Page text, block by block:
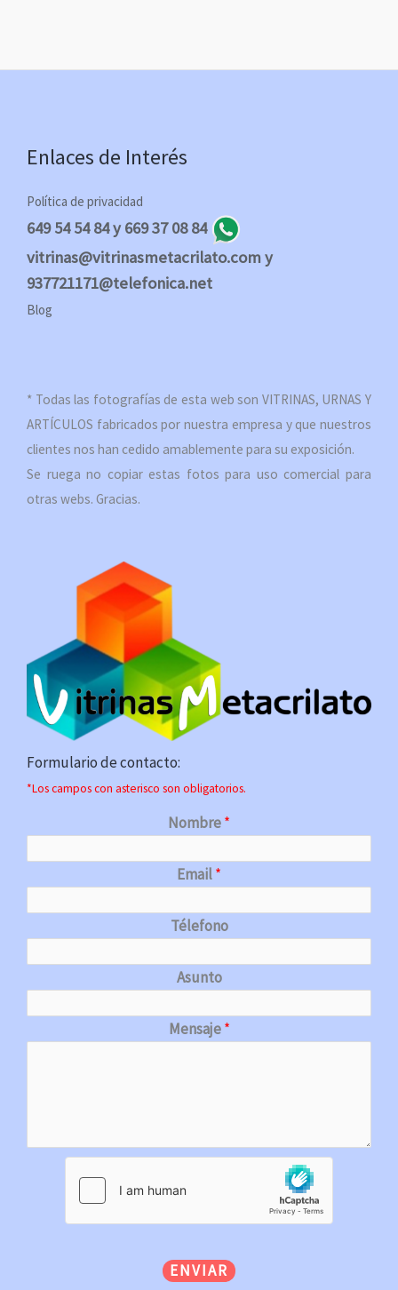
Enlaces de Interés
Política de privacidad
649 54 54 84 y 669 37 08 84
vitrinas@vitrinasmetacrilato.com y
937721171@telefonica.net
Blog
* Todas las fotografías de esta web son VITRINAS, URNAS Y
ARTÍCULOS fabricados por nuestra empresa y que nuestros
clientes nos han cedido amablemente para su exposición.
Se ruega no copiar estas fotos para uso comercial para
otras webs. Gracias.
Formulario de contacto:
*Los campos con asterisco son obligatorios.
Nombre*
Email*
Télefono
Asunto
Mensaje*
ENVIAR